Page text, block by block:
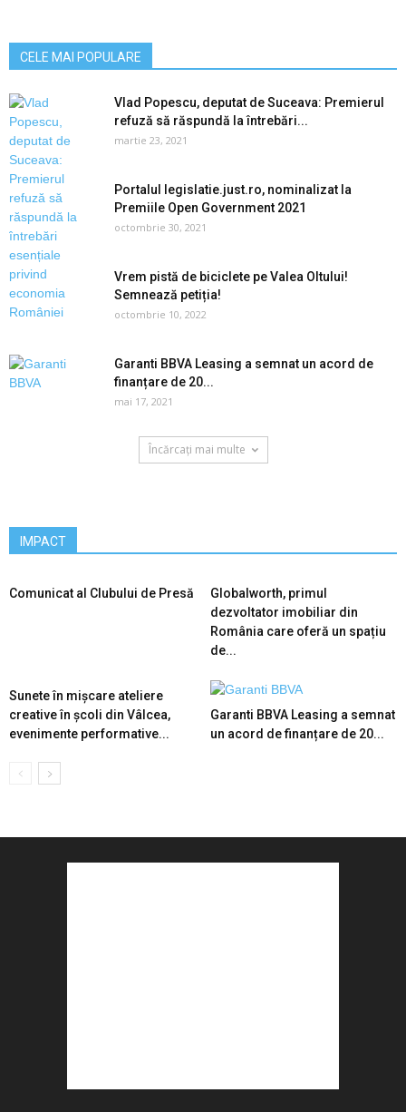
CELE MAI POPULARE
Vlad Popescu, deputat de Suceava: Premierul
refuză să răspundă la întrebări...
martie 23, 2021
Portalul legislatie.just.ro, nominalizat la
Premiile Open Government 2021
octombrie 30, 2021
Vrem pistă de biciclete pe Valea Oltului!
Semnează petiția!
octombrie 10, 2022
Garanti BBVA Leasing a semnat un acord de
finanțare de 20...
mai 17, 2021
Încărcați mai multe
IMPACT
Comunicat al Clubului de Presă
Globalworth, primul
dezvoltator imobiliar din
România care oferă un spațiu
de...
Sunete în mișcare ateliere
creative în școli din Vâlcea,
evenimente performative...
Garanti BBVA Leasing a semnat
un acord de finanțare de 20...